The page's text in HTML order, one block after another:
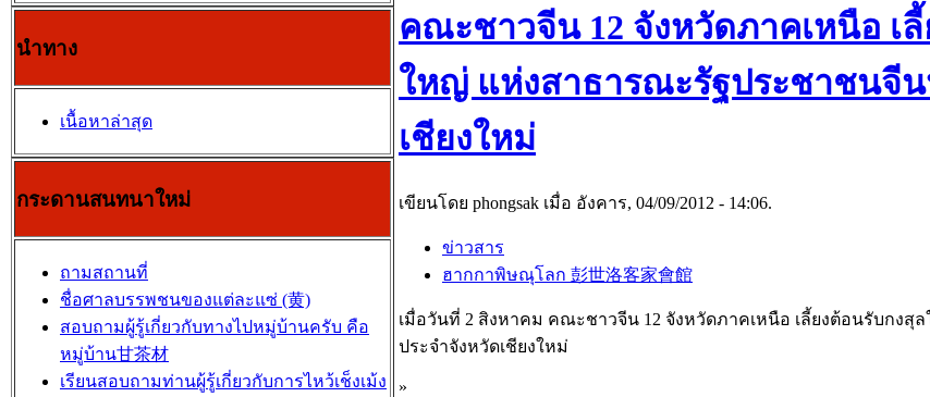
นำทาง
เนื้อหาล่าสุด
กระดานสนทนาใหม่
ถามสถานที่
ชื่อศาลบรรพชนของแต่ละแซ่ (黄)
สอบถามผู้รู้เกี่ยวกับทางไปหมู่บ้านครับ คือ
หมู่บ้าน甘茶材
เรียนสอบถามท่านผู้รู้เกี่ยวกับการไหว้เช็งเม้ง
คณะชาวจีน 12 จังหวัดภาคเหนือ เ
ใหญ่ แห่งสาธารณะรัฐประชาชนจีน
เชียงใหม่
เขียนโดย phongsak เมื่อ อังคาร, 04/09/2012 - 14:06.
ข่าวสาร
ฮากกาพิษณุโลก 彭世洛客家會館
เมื่อวันที่ 2 สิงหาคม คณะชาวจีน 12 จังหวัดภาคเหนือ เลี้ยงต้อนรับกง
ประจำจังหวัดเชียงใหม่
»